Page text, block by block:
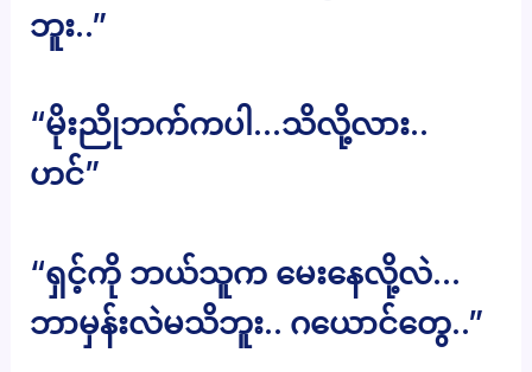
ဘူး..”
“မိုးညိုဘက်ကပါ…သိလို့လား..
ဟင်”
“ရှင့်ကို ဘယ်သူက မေးနေလို့လဲ…
ဘာမှန်းလဲမသိဘူး.. ဂယောင်တွေ..”